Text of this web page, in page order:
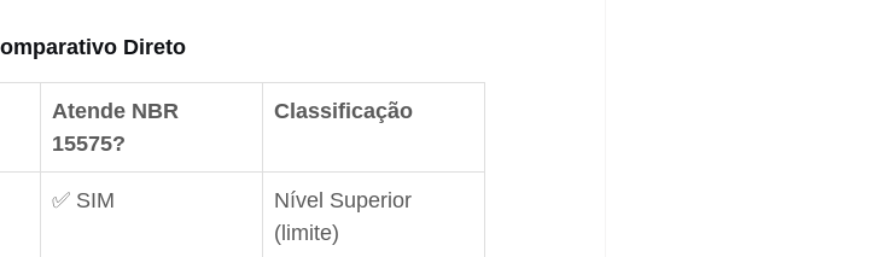
Direto
Atende NBR
15575?
Classificação
✅ SIM
Nível Superior
(limite)